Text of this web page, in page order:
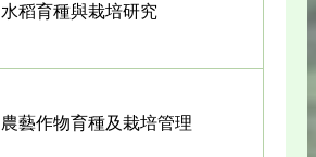
水稻育種與栽培研究
農藝作物育種及栽培管理